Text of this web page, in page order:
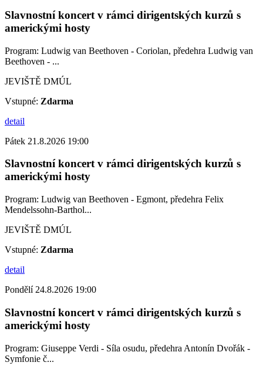
Slavnostní koncert v rámci dirigentských kurzů s
americkými hosty
Program: Ludwig van Beethoven - Coriolan, předehra Ludwig van
Beethoven - ...
JEVIŠTĚ DMÚL
Vstupné: Zdarma
detail
Pátek 21.8.2026 19:00
Slavnostní koncert v rámci dirigentských kurzů s
americkými hosty
Program: Ludwig van Beethoven - Egmont, předehra Felix
Mendelssohn-Barthol...
JEVIŠTĚ DMÚL
Vstupné: Zdarma
detail
Pondělí 24.8.2026 19:00
Slavnostní koncert v rámci dirigentských kurzů s
americkými hosty
Program: Giuseppe Verdi - Síla osudu, předehra Antonín Dvořák -
Symfonie č...